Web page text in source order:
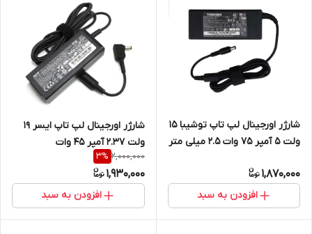
شارژر اورجینال لپ تاپ توشیبا 15
ولت 5 آمپر 75 وات 2.5 میلی متر
1,870,000
افزودن به سبد
شارژر اورجینال لپ تاپ ایسر 19
ولت 2.37 آمپر 45 وات
2,000,000
3%
1,930,000
افزودن به سبد